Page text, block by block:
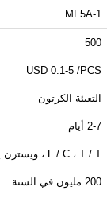
MF5A-1
500
USD 0.1-5 /PCS
التعبئة الكرتون
2-7 أيام
L / C ، T / T ، ويسترن يونيون
200 مليون في السنة